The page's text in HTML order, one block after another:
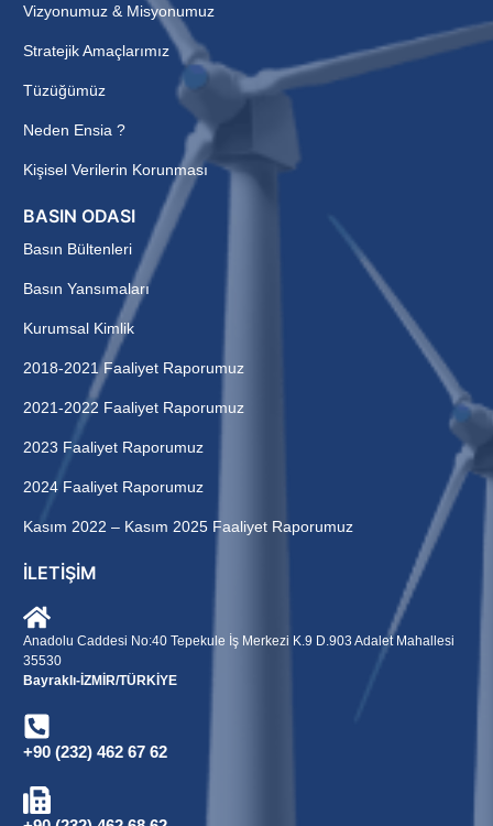
Vizyonumuz & Misyonumuz
Stratejik Amaçlarımız
Tüzüğümüz
Neden Ensia ?
Kişisel Verilerin Korunması
BASIN ODASI
Basın Bültenleri
Basın Yansımaları
Kurumsal Kimlik
2018-2021 Faaliyet Raporumuz
2021-2022 Faaliyet Raporumuz
2023 Faaliyet Raporumuz
2024 Faaliyet Raporumuz
Kasım 2022 – Kasım 2025 Faaliyet Raporumuz
İLETİŞİM
Anadolu Caddesi No:40 Tepekule İş Merkezi K.9 D.903 Adalet Mahallesi
35530
Bayraklı-İZMİR/TÜRKİYE
+90 (232) 462 67 62